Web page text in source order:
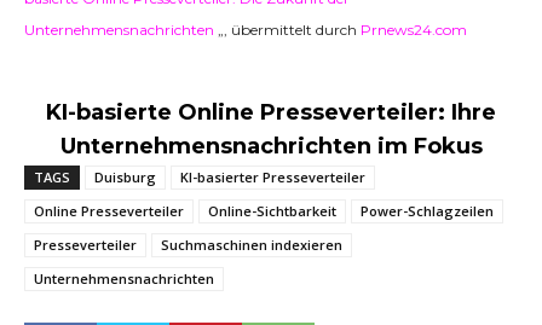
Unternehmensnachrichten „, übermittelt durch Prnews24.com
KI-basierte Online Presseverteiler: Ihre
Unternehmensnachrichten im Fokus
TAGS Duisburg
KI-basierter Presseverteiler
Online Presseverteiler
Online-Sichtbarkeit
Power-Schlagzeilen
Presseverteiler
Suchmaschinen indexieren
Unternehmensnachrichten